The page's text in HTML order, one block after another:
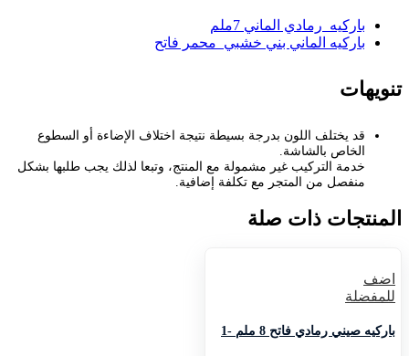
باركيه رمادي الماني 7ملم
باركيه الماني بني خشبي محمر فاتح
تنويهات
قد يختلف اللون بدرجة بسيطة نتيجة اختلاف الإضاءة أو السطوع
الخاص بالشاشة.
خدمة التركيب غير مشمولة مع المنتج، وتبعا لذلك يجب طلبها بشكل
منفصل من المتجر مع تكلفة إضافية.
المنتجات ذات صلة
اضف
للمفضلة
باركيه صيني رمادي فاتح 8 ملم -1